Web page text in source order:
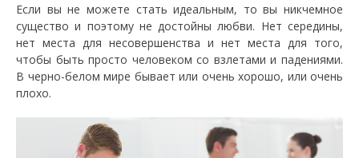
Если вы не можете стать идеальным, то вы никчемное
существо и поэтому не достойны любви. Нет середины,
нет места для несовершенства и нет места для того,
чтобы быть просто человеком со взлетами и падениями.
В черно-белом мире бывает или очень хорошо, или очень
плохо.